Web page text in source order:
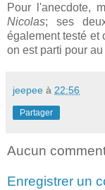
Pour l'anecdote,
Nicolas; ses
également testé et
on est parti pour
jeepee à 22:56
Partager
Aucun
Enregistrer un